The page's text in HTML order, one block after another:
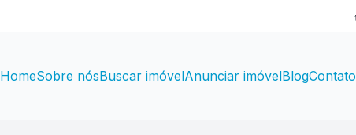
HomeSobre nósBuscar imóvelAnunciar imóvelBlogContato